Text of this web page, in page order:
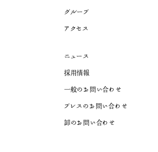
グループ
アクセス
ニュース
採用情報
一般のお問い合わせ
プレスのお問い合わせ
卸のお問い合わせ